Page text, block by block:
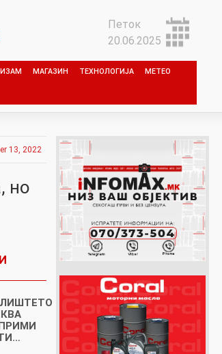
Петок
20.06.2025
МАГАЗИН ТЕХНОЛОГИЈА МЕТЕО
13, 2022
но